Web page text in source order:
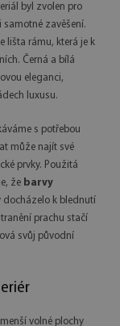
byl zvolen pro
zavěšení.
lišta rámu, která je k
Černá a bílá
eleganci,
luxusu.
s potřebou
může najít své
prvky. Použitá
že barvy
k blednutí
prachu stačí
svůj původní
volné plochy